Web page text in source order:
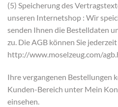
(5) Speicherung des
unseren Internetshop : Wir
senden Ihnen die Bestelldaten
zu. Die AGB können Sie
http://www.moselzeug.com/
Ihre vergangenen Bestellungen
Kunden-Bereich unter Mein
einsehen.